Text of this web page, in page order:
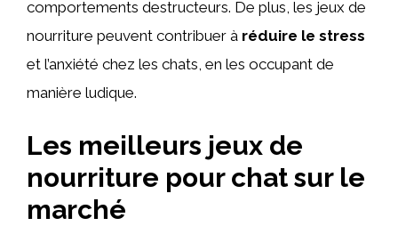
comportements destructeurs. De plus, les jeux de
nourriture peuvent contribuer à réduire le stress
et l’anxiété chez les chats, en les occupant de
manière ludique.
Les meilleurs jeux de
nourriture pour chat sur le
marché